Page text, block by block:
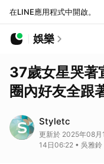
在LINE應用程式中開啟。
娛樂
37歲女星哭著
圈內好友全跟
Styletc
更新於 2025年08
14日06:22 • 吳雅鈴